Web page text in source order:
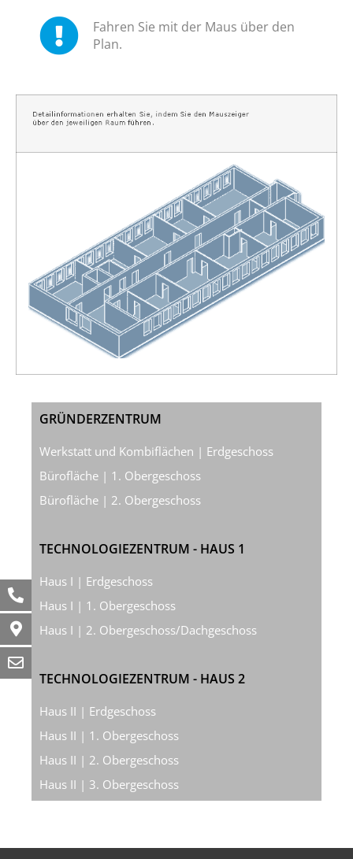
Fahren Sie mit der Maus über den
Plan.
GRÜNDERZENTRUM
Werkstatt und Kombiflächen | Erdgeschoss
Bürofläche | 1. Obergeschoss
Bürofläche | 2. Obergeschoss
TECHNOLOGIEZENTRUM - HAUS 1
Haus I | Erdgeschoss
Haus I | 1. Obergeschoss
Haus I | 2. Obergeschoss/Dachgeschoss
TECHNOLOGIEZENTRUM - HAUS 2
Haus II | Erdgeschoss
Haus II | 1. Obergeschoss
Haus II | 2. Obergeschoss
Haus II | 3. Obergeschoss